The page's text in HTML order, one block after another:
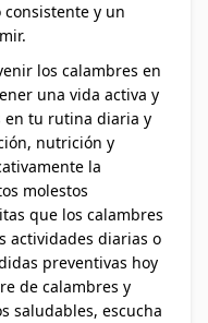
y un
los calambres en
una vida activa y
en tu rutina diaria y
nutrición y
la
molestos
que los calambres
actividades diarias o
preventivas hoy
de calambres y
saludables, escucha